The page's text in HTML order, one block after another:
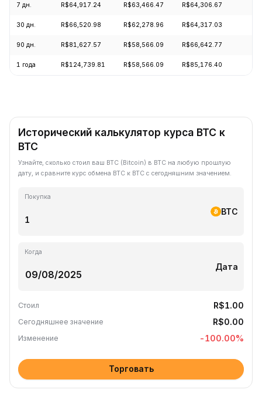
7 дн. R$64,917.24 R$63,466.47 R$64,306.67
30 дн. R$66,520.98 R$62,278.96 R$64,317.03
90 дн. R$81,627.57 R$58,566.09 R$66,642.77
1 года R$124,739.81 R$58,566.09 R$85,176.40
Исторический калькулятор курса BTC к
BTC
Узнайте, сколько стоил ваш BTC (Bitcoin) в BTC на любую прошлую
дату, и сравните курс обмена BTC к BTC с сегодняшним значением.
Покупка
BTC
Когда
Дата
Стоил R$1.00
Сегодняшнее значение R$0.00
Изменение -100.00%
Торговать